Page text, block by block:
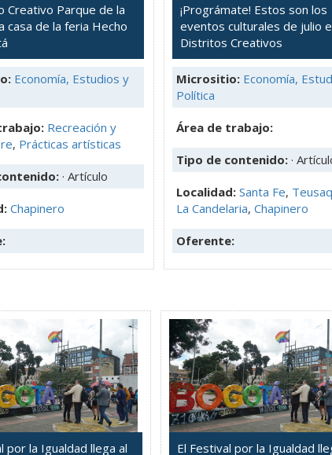
Creativo Parque de la
casa de la feria Hecho
Economía, Estudios y
Recreación y
, Prácticas artísticas
· Artículo
Chapinero
¡Prográmate! Estos son los
eventos culturales de julio
Distritos Creativos
Micrositio: Economía,
Política
Área de trabajo:
Tipo de contenido: ·
Localidad: Santa Fe,
La Candelaria, Chapinero
Oferente:
por la Igualdad llega al
El Festival por la Igualdad